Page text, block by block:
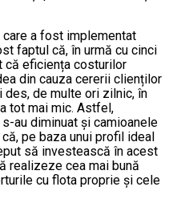
a fost implementat
faptul că, în urmă cu cinci
că eficiența costurilor
din cauza cererii clienților
de multe ori zilnic, în
tot mai mic. Astfel,
au diminuat și camioanele
pe baza unui profil ideal
să investească în acest
realizeze cea mai bună
cu flota proprie și cele